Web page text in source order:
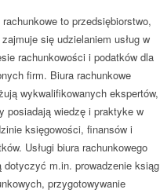
rachunkowe to przedsiębiorstwo,
się udzielaniem usług w
rachunkowości i podatków dla
firm. Biura rachunkowe
wykwalifikowanych ekspertów,
posiadają wiedzę i praktyke w
księgowości, finansów i
Usługi biura rachunkowego
dotyczyć m.in. prowadzenie ksiąg
przygotowywanie